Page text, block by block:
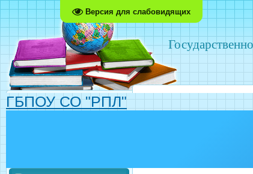
Версия для слабовидящих
ГБПОУ СО "РПЛ"